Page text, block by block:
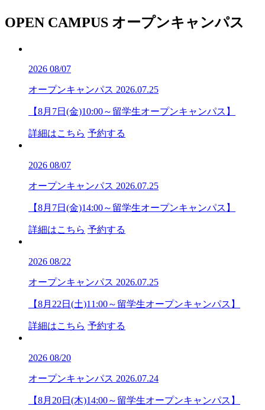
OPEN CAMPUS オープンキャンパス
2026 08/07
オープンキャンパス 2026.07.25
【8月7日(金)10:00～留学生オープンキャンパス】
詳細はこちら 予約する
2026 08/07
オープンキャンパス 2026.07.25
【8月7日(金)14:00～留学生オープンキャンパス】
詳細はこちら 予約する
2026 08/22
オープンキャンパス 2026.07.25
【8月22日(土)11:00～留学生オープンキャンパス】
詳細はこちら 予約する
2026 08/20
オープンキャンパス 2026.07.24
【8月20日(木)14:00～留学生オープンキャンパス】